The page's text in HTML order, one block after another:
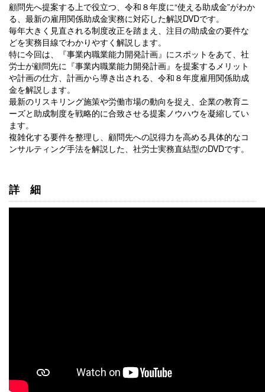
顧問先へ提案する上で役立つ、令和８年度に“使える助成金”がわか
る、最新の雇用関係助成金実務に対応した解説DVDです。
毎年大きく見直される制度改正を踏まえ、注目の助成金の要件な
どを実務目線でわかりやすく解説します。
特に今回は、『事業内職業能力開発計画』にスポットをあて、社
労士が顧問先に『事業内職業能力開発計画』を提案するメリット
や計画の仕方、計画から導き出される、令和８年度雇用関係助成
金を解説します。
最新のリスキリング施策や労働市場の動向を捉え、企業の教育ニ
ーズと助成制度を戦略的に合致させる提案ノウハウを凝縮してい
ます。
複雑化する要件を整理し、顧問先への説得力を高める具体的なコ
ンサルティング手法を解説した、社労士実務直結型のDVDです。
詳細